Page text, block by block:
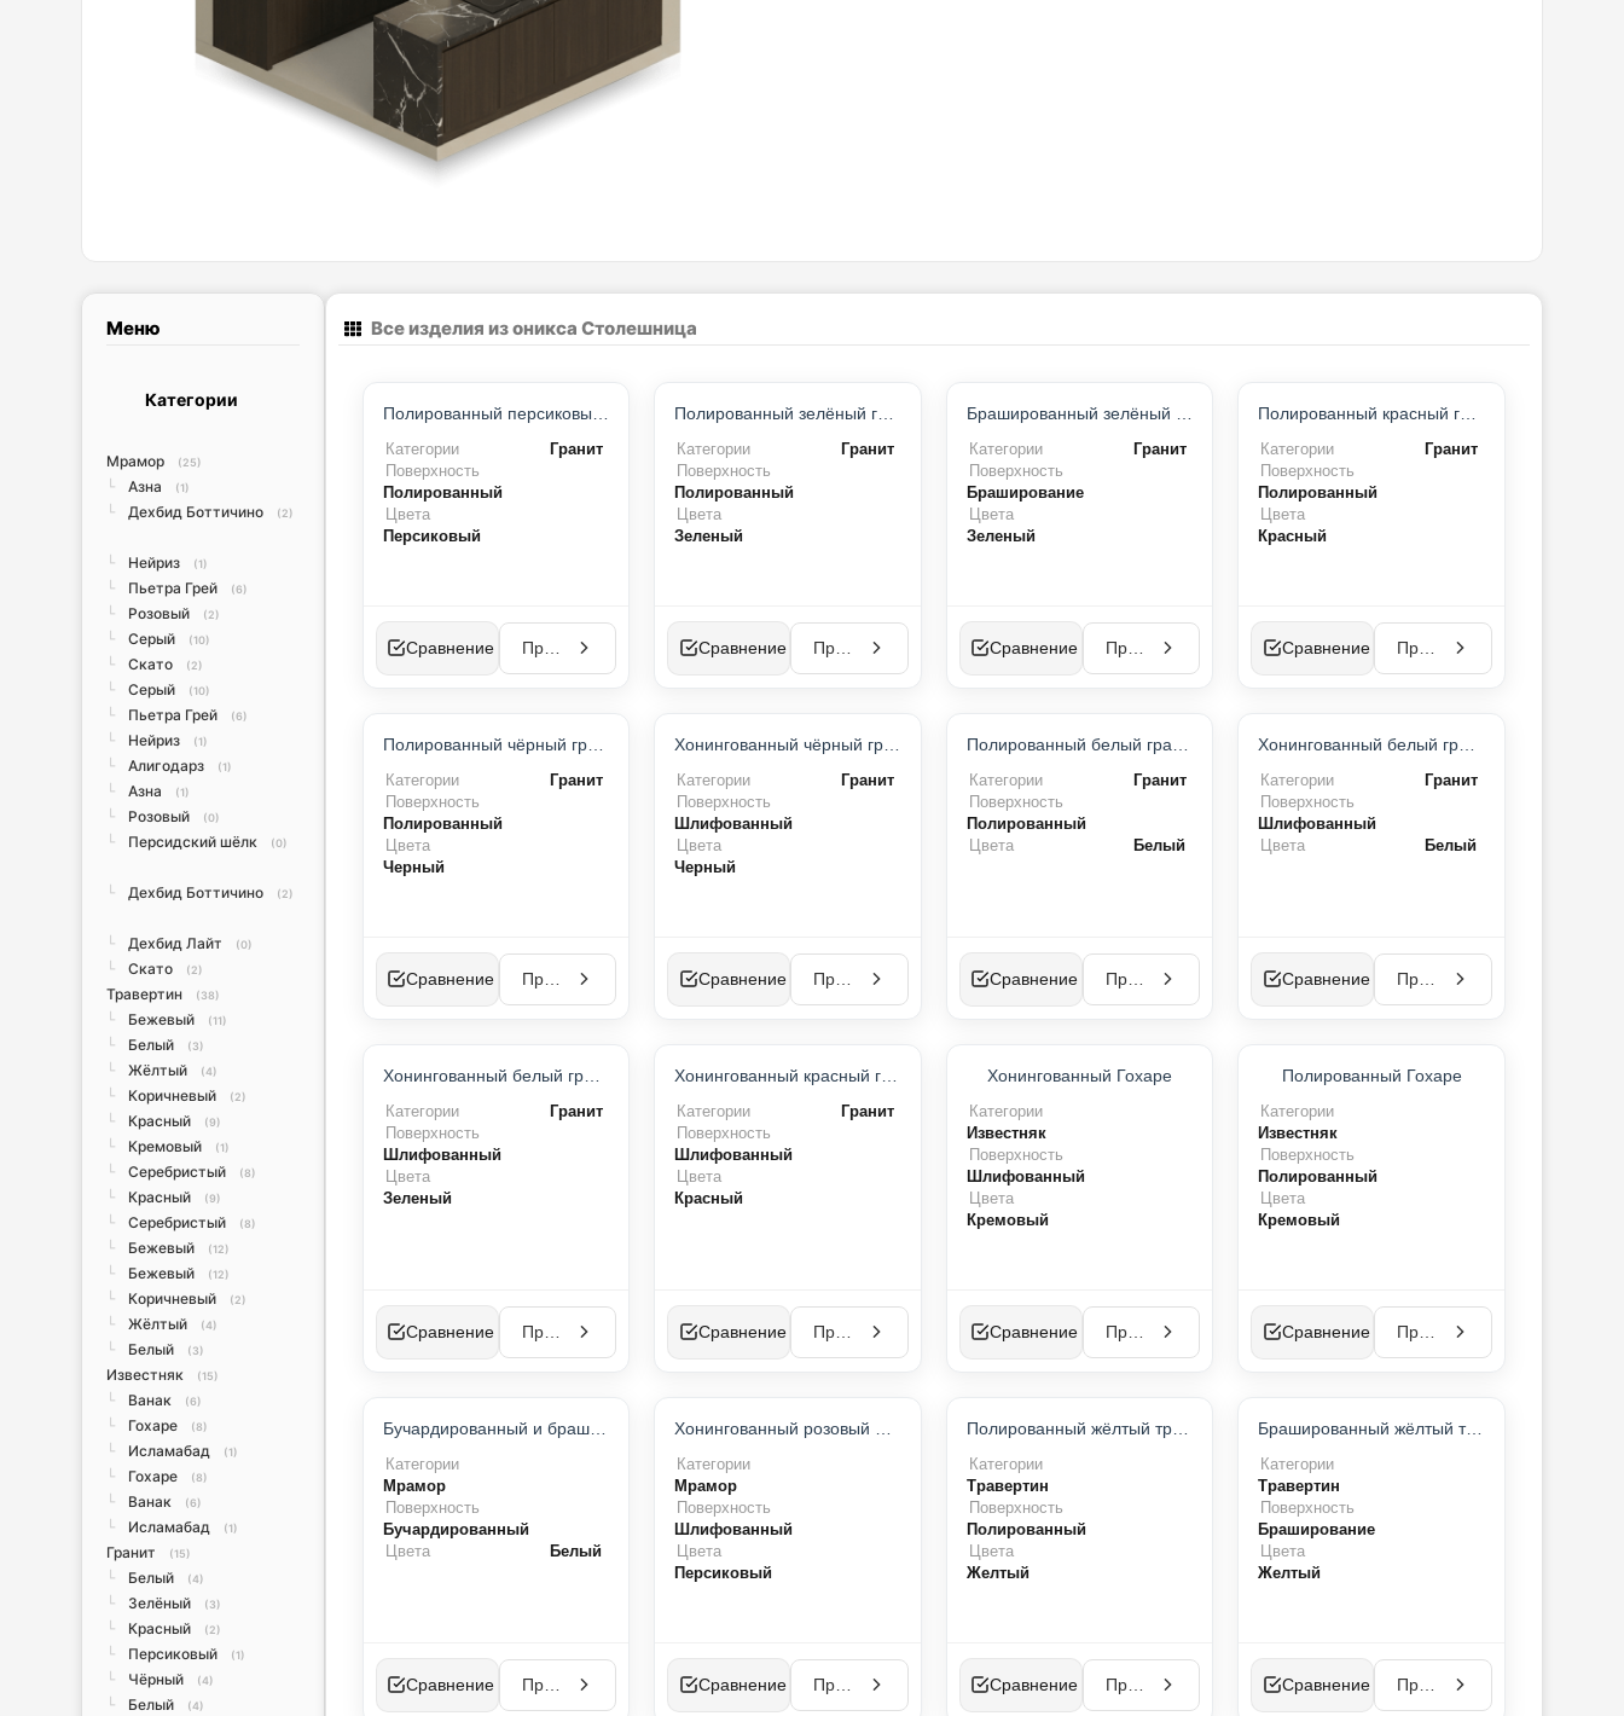
Меню
Категории
Мрамор (25)
└ Азна (1)
└ Дехбид Боттичино (2)
└ Нейриз (1)
└ Пьетра Грей (6)
└ Розовый (2)
└ Серый (10)
└ Скато (2)
└ Серый (10)
└ Пьетра Грей (6)
└ Нейриз (1)
└ Алигодарз (1)
└ Азна (1)
└ Розовый (0)
└ Персидский шёлк (0)
└ Дехбид Боттичино (2)
└ Дехбид Лайт (0)
└ Скато (2)
Травертин (38)
└ Бежевый (11)
└ Белый (3)
└ Жёлтый (4)
└ Коричневый (2)
└ Красный (9)
└ Кремовый (1)
└ Серебристый (8)
└ Красный (9)
└ Серебристый (8)
└ Бежевый (12)
└ Бежевый (12)
└ Коричневый (2)
└ Жёлтый (4)
└ Белый (3)
Известняк (15)
└ Ванак (6)
└ Гохаре (8)
└ Исламабад (1)
└ Гохаре (8)
└ Ванак (6)
└ Исламабад (1)
Гранит (15)
└ Белый (4)
└ Зелёный (3)
└ Красный (2)
└ Персиковый (1)
└ Чёрный (4)
└ Белый (4)
Все изделия из оникса Столешница
Категории
Гранит
Поверхность
Полированный
Цвета
Персиковый
Сравнение Просмотр
Категории
Гранит
Поверхность
Полированный
Цвета
Зеленый
Сравнение
Категории
Гранит
Поверхность
Браширование
Цвета
Зеленый
Сравнение Просмотр
Категории
Гранит
Поверхность
Полированный
Цвета
Красный
Сравнение
ХИТ ПРОДАЖ
Полированный чёрный гранит
Категории
Гранит
Поверхность
Полированный
Цвета
Черный
Сравнение Просмотр
ХИТ ПРОДАЖ
Категории
Гранит
Поверхность
Шлифованный
Цвета
Черный
Сравнение
Категории
Гранит
Поверхность
Полированный
Цвета
Белый
Сравнение Просмотр
Категории
Гранит
Поверхность
Шлифованный
Цвета
Белый
Сравнение
Хонингованный белый гранит
Категории
Гранит
Поверхность
Шлифованный
Цвета
Зеленый
Сравнение Просмотр
Категории
Гранит
Поверхность
Шлифованный
Цвета
Красный
Сравнение
ХИТ ПРОДАЖ
Хонингованный Гохаре
Категории
Известняк
Поверхность
Шлифованный
Цвета
Кремовый
Сравнение Просмотр
ХИТ ПРОДАЖ
Полированный Гохаре
Категории
Известняк
Поверхность
Полированный
Цвета
Кремовый
Сравнение
Бучардированный и брашированный Скато
Категории
Мрамор
Поверхность
Бучардированный
Цвета
Белый
Сравнение Просмотр
Категории
Мрамор
Поверхность
Шлифованный
Цвета
Персиковый
Сравнение
Полированный жёлтый травертин
Категории
Травертин
Поверхность
Полированный
Цвета
Желтый
Сравнение Просмотр
Брашированный жёлтый травертин
Категории
Травертин
Поверхность
Браширование
Цвета
Желтый
Сравнение